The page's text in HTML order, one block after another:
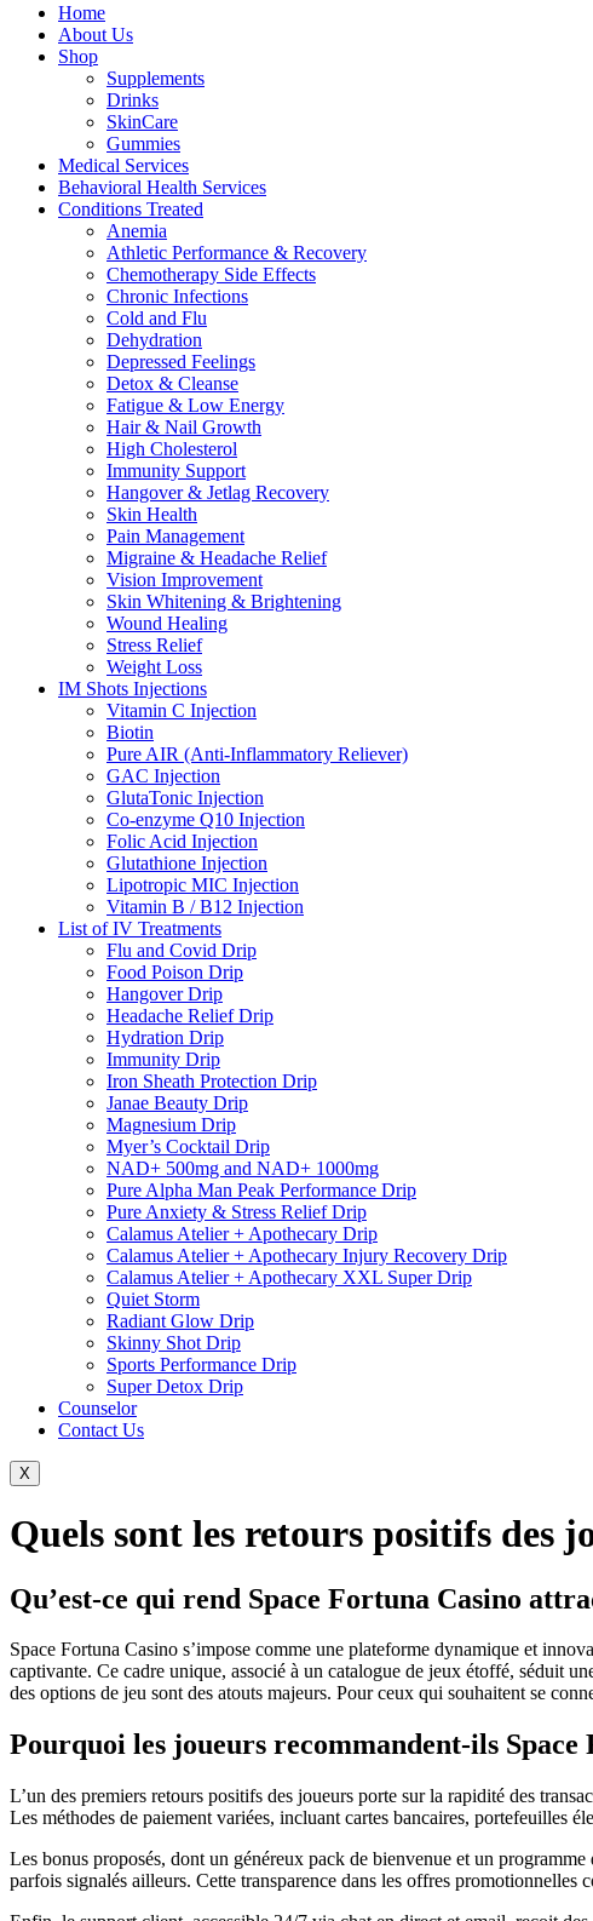
Home
About Us
Shop
Supplements
Drinks
SkinCare
Gummies
Medical Services
Behavioral Health Services
Conditions Treated
Anemia
Athletic Performance & Recovery
Chemotherapy Side Effects
Chronic Infections
Cold and Flu
Dehydration
Depressed Feelings
Detox & Cleanse
Fatigue & Low Energy
Hair & Nail Growth
High Cholesterol
Immunity Support
Hangover & Jetlag Recovery
Skin Health
Pain Management
Migraine & Headache Relief
Vision Improvement
Skin Whitening & Brightening
Wound Healing
Stress Relief
Weight Loss
IM Shots Injections
Vitamin C Injection
Biotin
Pure AIR (Anti-Inflammatory Reliever)
GAC Injection
GlutaTonic Injection
Co-enzyme Q10 Injection
Folic Acid Injection
Glutathione Injection
Lipotropic MIC Injection
Vitamin B / B12 Injection
List of IV Treatments
Flu and Covid Drip
Food Poison Drip
Hangover Drip
Headache Relief Drip
Hydration Drip
Immunity Drip
Iron Sheath Protection Drip
Janae Beauty Drip
Magnesium Drip
Myer’s Cocktail Drip
NAD+ 500mg and NAD+ 1000mg
Pure Alpha Man Peak Performance Drip
Pure Anxiety & Stress Relief Drip
Calamus Atelier + Apothecary Drip
Calamus Atelier + Apothecary Injury Recovery Drip
Calamus Atelier + Apothecary XXL Super Drip
Quiet Storm
Radiant Glow Drip
Skinny Shot Drip
Sports Performance Drip
Super Detox Drip
Counselor
Contact Us
X
Quels sont les retours positifs des
Qu’est-ce qui rend Space Fortuna Casino
Space Fortuna Casino s’impose comme une plateforme dynamique et
captivante. Ce cadre unique, associé à un catalogue de jeux étoffé, séduit
des options de jeu sont des atouts majeurs. Pour ceux qui souhaitent se
Pourquoi les joueurs recommandent-ils Space
L’un des premiers retours positifs des joueurs porte sur la rapidité des
Les méthodes de paiement variées, incluant cartes bancaires, portefeuilles
Les bonus proposés, dont un généreux pack de bienvenue et un
parfois signalés ailleurs. Cette transparence dans les offres promotionnelles